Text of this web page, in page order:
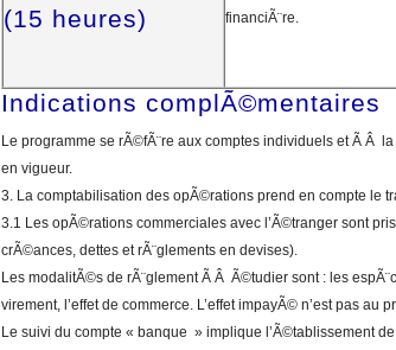
(15 heures)
financiÃ¨re.
Indications complÃ©mentaires
Le programme se rÃ©fÃ¨re aux comptes individuels et Ã Â
en vigueur.
3. La comptabilisation des opÃ©rations prend en compte le
3.1 Les opÃ©rations commerciales avec l’Ã©tranger sont
crÃ©ances, dettes et rÃ¨glements en devises).
Les modalitÃ©s de rÃ¨glement Ã Â Ã©tudier sont : les
virement, l’effet de commerce. L’effet impayÃ© n’est pas au
Le suivi du compte « banque » implique l’Ã©tablissement